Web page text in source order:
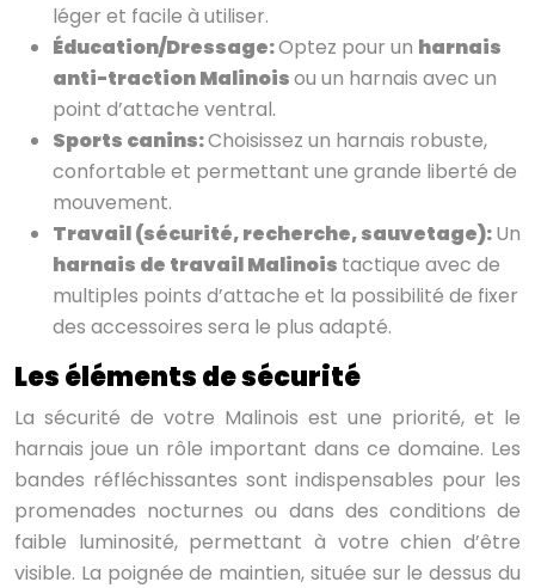
léger et facile à utiliser.
Éducation/Dressage:Optez pour un harnais
anti-traction Malinoisou un harnais avec un
point d’attache ventral.
Sports canins:Choisissez un harnais robuste,
confortable et permettant une grande liberté de
mouvement.
Travail (sécurité, recherche, sauvetage):Un
harnais de travail Malinois tactique avec de
multiples points d’attache et la possibilité de fixer
des accessoires sera le plus adapté.
Les éléments de sécurité
La sécurité de votre Malinois est une priorité, et le
harnais joue un rôle important dans ce domaine. Les
bandes réfléchissantes sont indispensables pour les
promenades nocturnes ou dans des conditions de
faible luminosité, permettant à votre chien d’être
visible. La poignée de maintien, située sur le dessus du